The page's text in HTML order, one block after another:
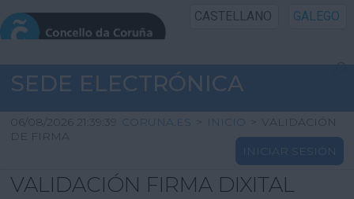
CASTELLANO GALEGO
INICIO SEDE
INICIO
INFORMACIÓN PÚBLICA
SEDE ELECTRÓNICA
06/08/2026 21:39:39 CORUNA.ES > INICIO >
VALIDACIÓN
DE FIRMA
INICIAR SESIÓN
VALIDACIÓN FIRMA DIXITAL